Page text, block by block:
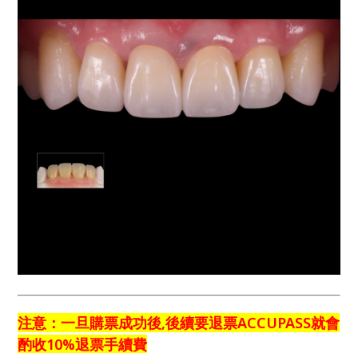
注意：一旦購票成功後,後續要退票ACCUPASS就會
酌收10%退票手續費